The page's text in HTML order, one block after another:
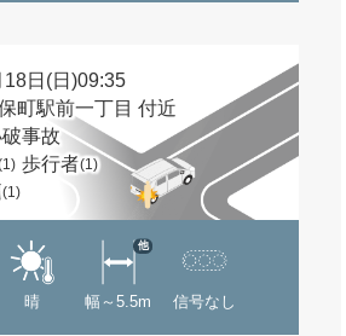
日(日)09:35
町駅前一丁目 付近
事故
歩行者(1)
(1)
晴 幅～5.5m
他
信号なし